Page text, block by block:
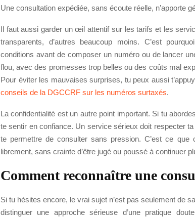
Une consultation expédiée, sans écoute réelle, n’apporte
Il faut aussi garder un œil attentif sur les tarifs et les
transparents, d’autres beaucoup moins. C’est
conditions avant de composer un numéro ou de lancer
flou, avec des promesses trop belles ou des coûts mal
Pour éviter les mauvaises surprises, tu peux aussi
conseils de la DGCCRF sur les numéros surtaxés.
La confidentialité est un autre point important. Si tu
te sentir en confiance. Un service sérieux doit respecter
te permettre de consulter sans pression. C’est ce
librement, sans crainte d’être jugé ou poussé à continuer
Comment reconnaître une
Si tu hésites encore, le vrai sujet n’est pas seulement de
distinguer une approche sérieuse d’une pratique